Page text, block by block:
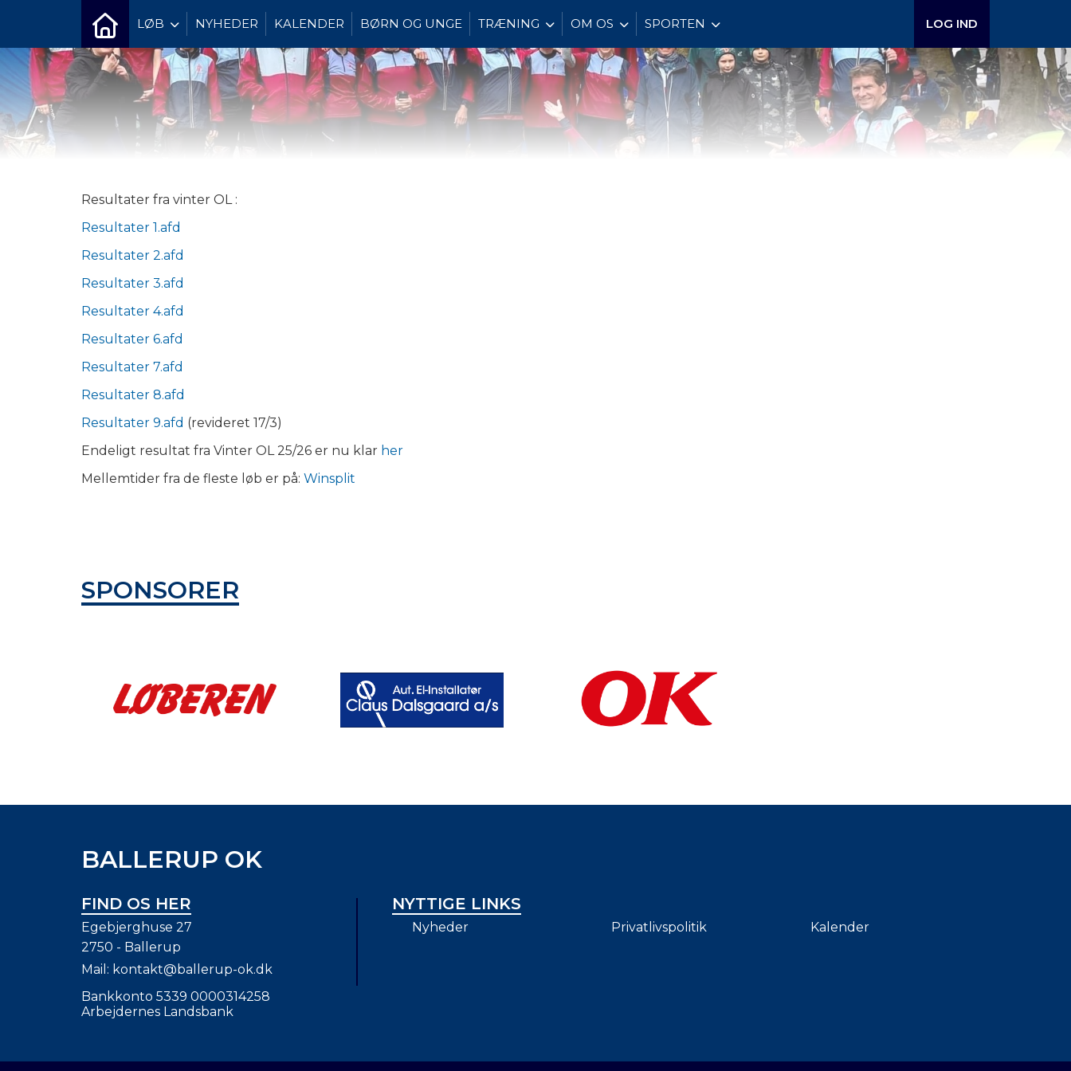
LØB NYHEDER KALENDER BØRN OG UNGE TRÆNING OM OS SPORTEN LOG IND
Resultater fra vinter OL :
Resultater 1.afd
Resultater 2.afd
Resultater 3.afd
Resultater 4.afd
Resultater 6.afd
Resultater 7.afd
Resultater 8.afd
Resultater 9.afd (revideret 17/3)
Endeligt resultat fra Vinter OL 25/26 er nu klar her
Mellemtider fra de fleste løb er på: Winsplit
SPONSORER
BALLERUP OK
FIND OS HER
Egebjerghuse 27
2750 - Ballerup
Mail: kontakt@ballerup-ok.dk
Bankkonto 5339 0000314258
Arbejdernes Landsbank
NYTTIGE LINKS
Nyheder Privatlivspolitik Kalender